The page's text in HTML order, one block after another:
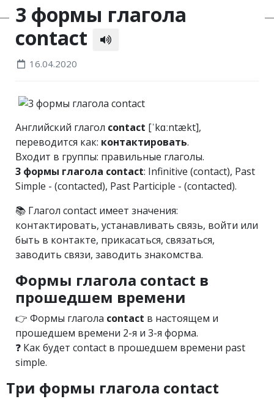
3 формы глагола
contact
16.04.2020
Английский глагол contact [ˈkɑːntækt],
переводится как: контактировать.
Входит в группы: правильные глаголы.
3 формы глагола contact: Infinitive (contact), Past
Simple - (contacted), Past Participle - (contacted).
📚 Глагол contact имеет значения:
контактировать, устанавливать связь, войти или
быть в контакте, прикасаться, связаться,
заводить связи, заводить знакомства.
Формы глагола contact в
прошедшем времени
👉 Формы глагола contact в настоящем и
прошедшем времени 2-я и 3-я форма.
❓ Как будет contact в прошедшем времени past
simple.
Три формы глагола contact